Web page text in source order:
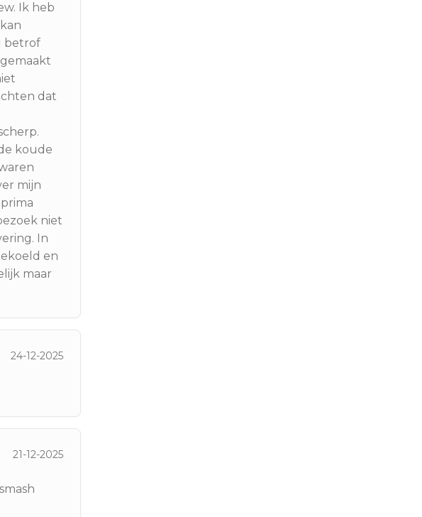
Ik heb
betrof
dat
koude
mijn
niet
In
en
maar
24-12-2025
21-12-2025